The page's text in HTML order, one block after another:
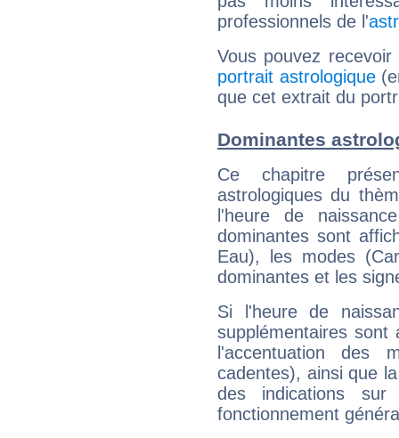
professionnels de l'
Vous pouvez
portrait astrologique
que cet extrait du
Dominantes
Ce chapitre
astrologiques du
l'heure de
dominantes sont
Eau), les modes
dominantes et les
Si l'heure de
supplémentaires sont
l'accentuation des
cadentes), ainsi que
des indications sur
fonctionnement